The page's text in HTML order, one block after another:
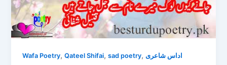
Wafa Poetry,Qateel Shifai,sad poetry,اداس شاعری